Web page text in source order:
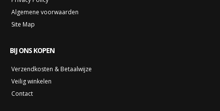
Algemene voorwaarden
Site Map
BIJ ONS KOPEN
Verzendkosten & Betaalwijze
Veilig winkelen
Contact